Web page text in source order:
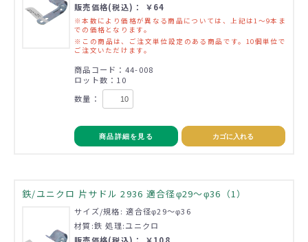
販売価格(税込)： ￥64
※本数により価格が異なる商品については、上記は1～9本ま
での価格となります。
※この商品は、ご注文単位設定のある商品です。10個単位で
ご注文いただけます。
商品コード：44-008
ロット数：10
数量：
商品詳細を見る カゴに入れる
鉄/ユニクロ 片サドル 2936 適合径φ29～φ36（1）
サイズ/規格: 適合径φ29～φ36
材質:鉄 処理:ユニクロ